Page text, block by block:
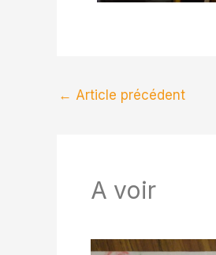
← Article précédent
A voir